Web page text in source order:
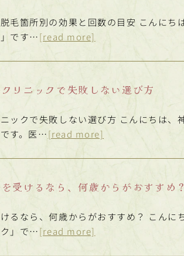
毛箇所別の効果と回数の目安 こんにち
です…[read more]
リニックで失敗しない選び方
ックで失敗しない選び方 こんにちは、
です。医…[read more]
受けるなら、何歳からがおすすめ？
るなら、何歳からがおすすめ？ こんに
」で…[read more]